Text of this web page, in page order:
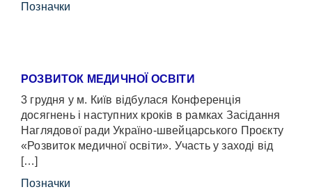
Позначки
РОЗВИТОК МЕДИЧНОЇ ОСВІТИ
3 грудня у м. Київ відбулася Конференція
досягнень і наступних кроків в рамках Засідання
Наглядової ради Україно-швейцарського Проєкту
«Розвиток медичної освіти». Участь у заході від
[…]
Позначки